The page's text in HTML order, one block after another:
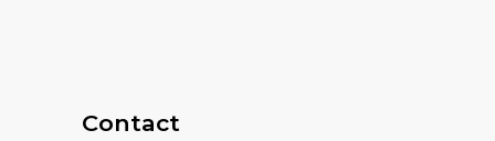
Contact